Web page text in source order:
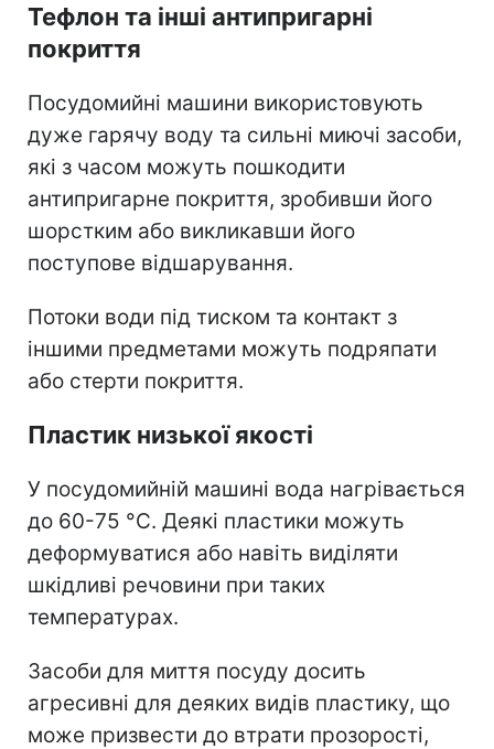
Тефлон та інші антипригарні
покриття
Посудомийні машини використовують
дуже гарячу воду та сильні миючі засоби,
які з часом можуть пошкодити
антипригарне покриття, зробивши його
шорстким або викликавши його
поступове відшарування.
Потоки води під тиском та контакт з
іншими предметами можуть подряпати
або стерти покриття.
Пластик низької якості
У посудомийній машині вода нагрівається
до 60-75 °C. Деякі пластики можуть
деформуватися або навіть виділяти
шкідливі речовини при таких
температурах.
Засоби для миття посуду досить
агресивні для деяких видів пластику, що
може призвести до втрати прозорості,